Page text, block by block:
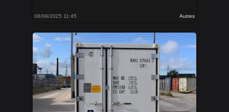
08/09/2025 11:45 Autres